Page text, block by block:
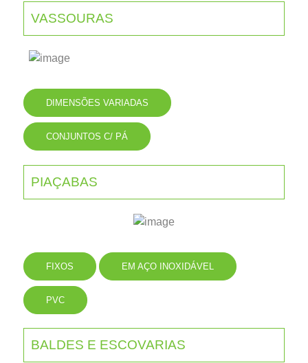
VASSOURAS
DIMENSÕES VARIADAS
CONJUNTOS C/ PÁ
PIAÇABAS
FIXOS EM AÇO INOXIDÁVEL
PVC
BALDES E ESCOVARIAS